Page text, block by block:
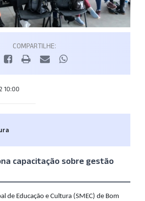
COMPARTILHE:
10:00
capacitação sobre gestão
de Educação e Cultura (SMEC) de Bom